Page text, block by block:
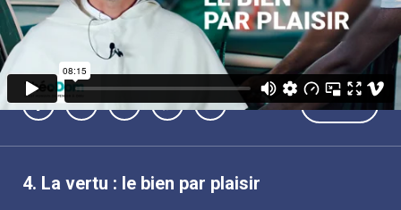
PDF
4. La vertu : le bien par plaisir